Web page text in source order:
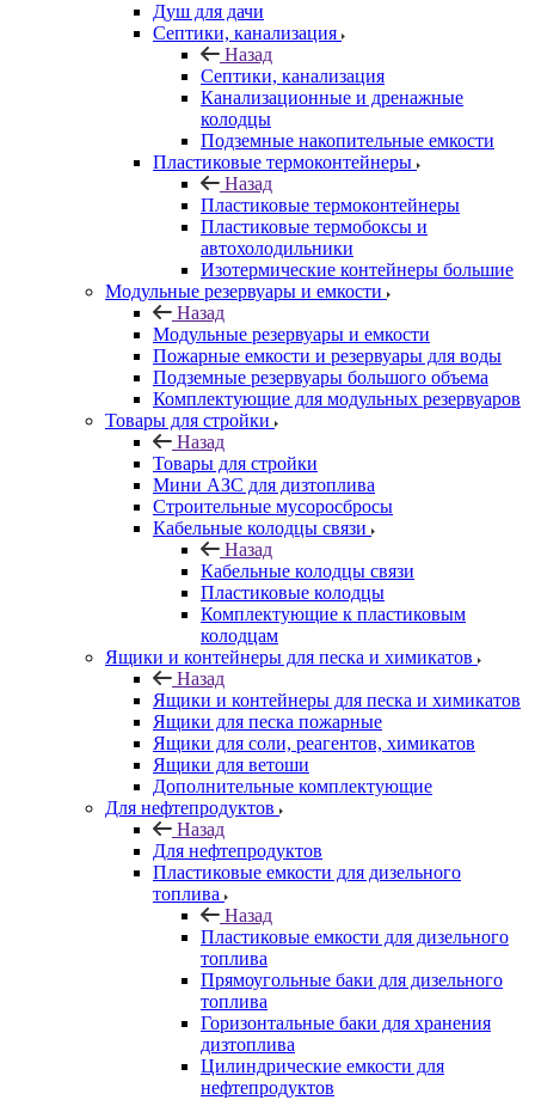
Душ для дачи
Септики, канализация
Назад
Септики, канализация
Канализационные и дренажные
колодцы
Подземные накопительные емкости
Пластиковые термоконтейнеры
Назад
Пластиковые термоконтейнеры
Пластиковые термобоксы и
автохолодильники
Изотермические контейнеры большие
Модульные резервуары и емкости
Назад
Модульные резервуары и емкости
Пожарные емкости и резервуары для воды
Подземные резервуары большого объема
Комплектующие для модульных резервуаров
Товары для стройки
Назад
Товары для стройки
Мини АЗС для дизтоплива
Строительные мусоросбросы
Кабельные колодцы связи
Назад
Кабельные колодцы связи
Пластиковые колодцы
Комплектующие к пластиковым
колодцам
Ящики и контейнеры для песка и химикатов
Назад
Ящики и контейнеры для песка и химикатов
Ящики для песка пожарные
Ящики для соли, реагентов, химикатов
Ящики для ветоши
Дополнительные комплектующие
Для нефтепродуктов
Назад
Для нефтепродуктов
Пластиковые емкости для дизельного
топлива
Назад
Пластиковые емкости для дизельного
топлива
Прямоугольные баки для дизельного
топлива
Горизонтальные баки для хранения
дизтоплива
Цилиндрические емкости для
нефтепродуктов